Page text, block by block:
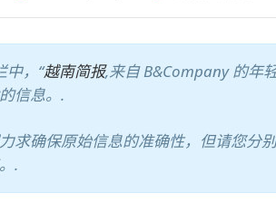
中，“越南简报,来自 B&Company 的年
信息。.
求确保原始信息的准确性，但请您分
.